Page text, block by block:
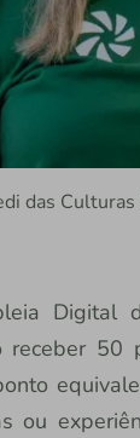
das Culturas
Digital
50
ou